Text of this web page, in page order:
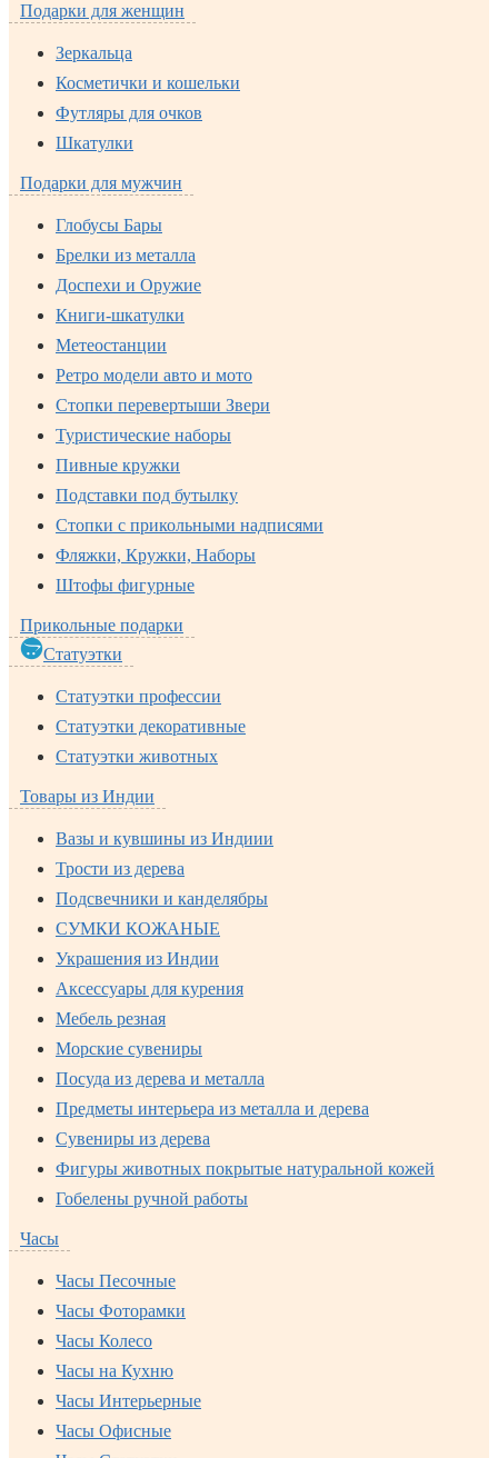
Подарки для женщин
Зеркальца
Косметички и кошельки
Футляры для очков
Шкатулки
Подарки для мужчин
Глобусы Бары
Брелки из металла
Доспехи и Оружие
Книги-шкатулки
Метеостанции
Ретро модели авто и мото
Стопки перевертыши Звери
Туристические наборы
Пивные кружки
Подставки под бутылку
Стопки с прикольными надписями
Фляжки, Кружки, Наборы
Штофы фигурные
Прикольные подарки
Статуэтки
Статуэтки профессии
Статуэтки декоративные
Статуэтки животных
Товары из Индии
Вазы и кувшины из Индиии
Трости из дерева
Подсвечники и канделябры
СУМКИ КОЖАНЫЕ
Украшения из Индии
Аксессуары для курения
Мебель резная
Морские сувениры
Посуда из дерева и металла
Предметы интерьера из металла и дерева
Сувениры из дерева
Фигуры животных покрытые натуральной кожей
Гобелены ручной работы
Часы
Часы Песочные
Часы Фоторамки
Часы Колесо
Часы на Кухню
Часы Интерьерные
Часы Офисные